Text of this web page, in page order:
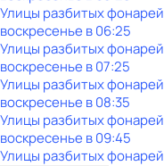
Улицы разбитых фонарей
воскресенье в06:25
Улицы разбитых фонарей
воскресенье в07:25
Улицы разбитых фонарей
воскресенье в08:35
Улицы разбитых фонарей
воскресенье в09:45
Улицы разбитых фонарей